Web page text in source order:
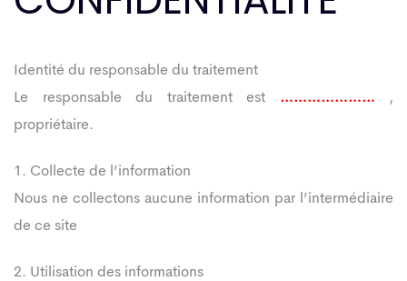
Identité du responsable du traitement
Le responsable du traitement est …………………
,
propriétaire.
1. Collecte de l’information
Nous ne collectons aucune information par l’intermédiaire
de ce site
2. Utilisation des informations